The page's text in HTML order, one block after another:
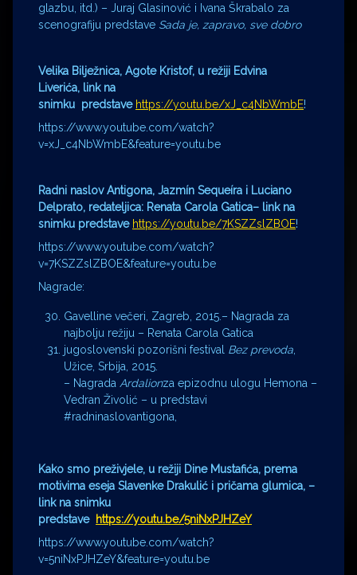
glazbu, itd.) – Juraj Glasinović i Ivana Škrabalo za
scenografiju predstave Sada je, zapravo, sve dobro
Velika Bilježnica, Agote Kristof, u režiji Edvina
Liverića, link na
snimku predstave https://youtu.be/xJ_c4NbWmbE!
https://www.youtube.com/watch?
v=xJ_c4NbWmbE&feature=youtu.be
Radni naslov Antigona, Jazmín Sequeíra i Luciano
Delprato, redateljica: Renata Carola Gatica– link na
snimku predstave https://youtu.be/7KSZZslZBOE!
https://www.youtube.com/watch?
v=7KSZZslZBOE&feature=youtu.be
Nagrade:
Gavelline večeri, Zagreb, 2015.– Nagrada za
najbolju režiju – Renata Carola Gatica
jugoslovenski pozorišni festival Bez prevoda
Užice, Srbija, 2015.
– Nagrada Ardalionza epizodnu ulogu Hemona –
Vedran Živolić – u predstavi
#radninaslovantigona,
Kako smo preživjele, u režiji Dine Mustafića, prema
motivima eseja Slavenke Drakulić i pričama glumica, –
link na snimku
predstave
https://youtu.be/5niNxPJHZeY
https://www.youtube.com/watch?
v=5niNxPJHZeY&feature=youtu.be